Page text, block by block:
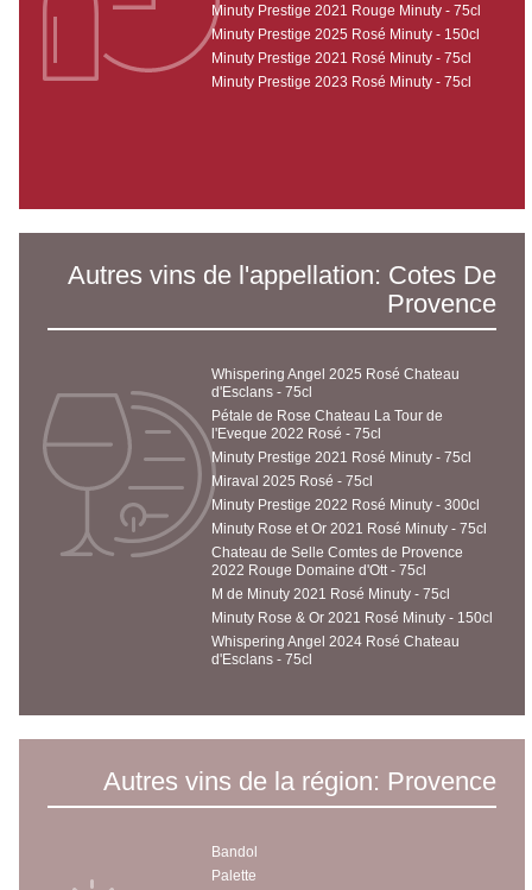
Minuty Prestige 2021 Rouge Minuty - 75cl
Minuty Prestige 2025 Rosé Minuty - 150cl
Minuty Prestige 2021 Rosé Minuty - 75cl
Minuty Prestige 2023 Rosé Minuty - 75cl
Autres vins de l'appellation: Cotes De
Provence
Whispering Angel 2025 Rosé Chateau
d'Esclans - 75cl
Pétale de Rose Chateau La Tour de
l'Eveque 2022 Rosé - 75cl
Minuty Prestige 2021 Rosé Minuty - 75cl
Miraval 2025 Rosé - 75cl
Minuty Prestige 2022 Rosé Minuty - 300cl
Minuty Rose et Or 2021 Rosé Minuty - 75cl
Chateau de Selle Comtes de Provence
2022 Rouge Domaine d'Ott - 75cl
M de Minuty 2021 Rosé Minuty - 75cl
Minuty Rose & Or 2021 Rosé Minuty - 150cl
Whispering Angel 2024 Rosé Chateau
d'Esclans - 75cl
Autres vins de la région: Provence
Bandol
Palette